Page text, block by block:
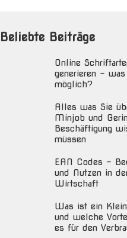
Beliebte Beiträge
Online
generieren –
möglich?
Alles was Sie
Minjob und
Beschäftigung
müssen
EAN Codes –
und Nutzen in
Wirtschaft
Was ist ein
und welche
es für den